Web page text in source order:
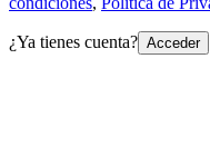
¿Ya tienes cuenta? Acceder